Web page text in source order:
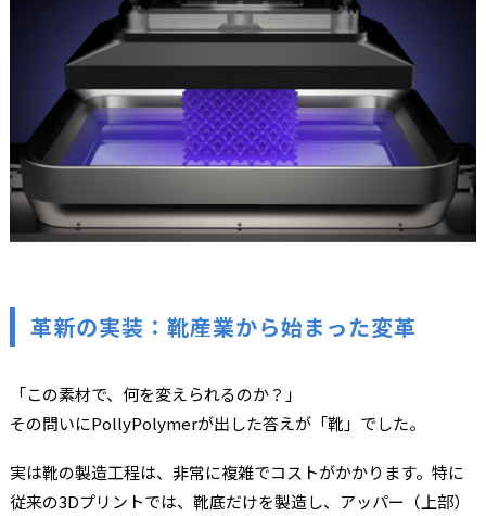
革新の実装：靴産業から始まった変革
「この素材で、何を変えられるのか？」
その問いにPollyPolymerが出した答えが「靴」でした。
実は靴の製造工程は、非常に複雑でコストがかかります。特に
従来の3Dプリントでは、靴底だけを製造し、アッパー（上部）